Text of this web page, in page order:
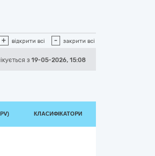
+ відкрити всі - закрити всі
з 19-05-2026, 15:08
КЛАСИФІКАТОРИ